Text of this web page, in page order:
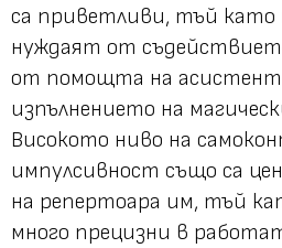
са приветливи, тъй като
нуждаят от
от помощта на
изпълнението на
Високото ниво на
импулсивност също са
на репертоара им, тъй
много прецизни в